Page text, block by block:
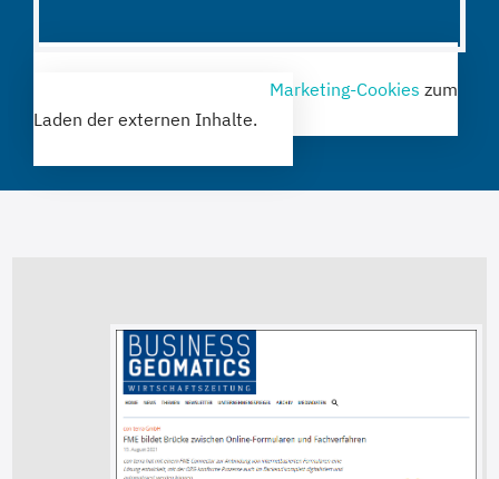
Marketing-Cookies zum
Laden der externen Inhalte.